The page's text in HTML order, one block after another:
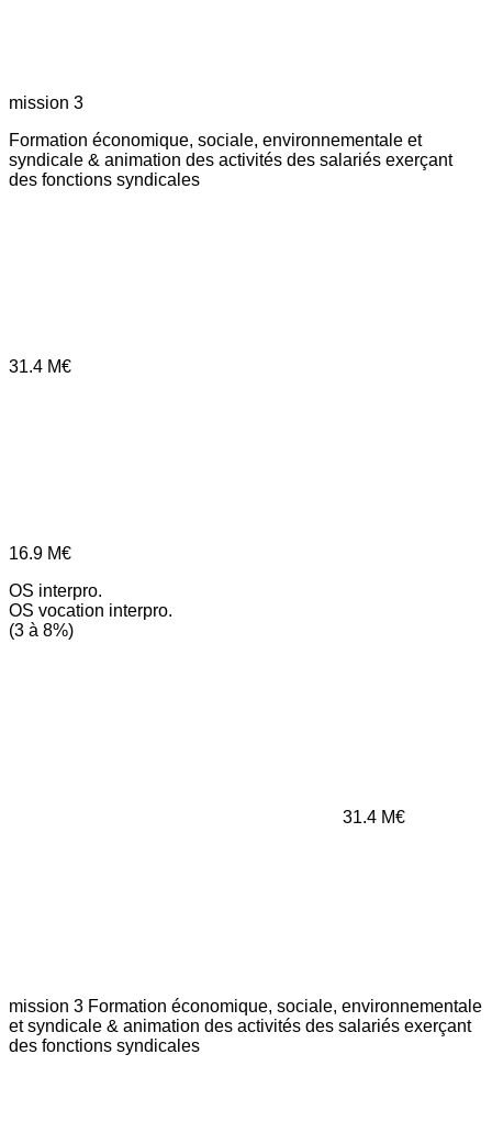
mission 3
Formation économique, sociale, environnementale et
syndicale & animation des activités des salariés exerçant
des fonctions syndicales
31.4 M€
16.9 M€
OS interpro.
OS vocation interpro.
(3 à 8%)
31.4 M€
mission 3 Formation économique, sociale, environnementale
et syndicale & animation des activités des salariés exerçant
des fonctions syndicales